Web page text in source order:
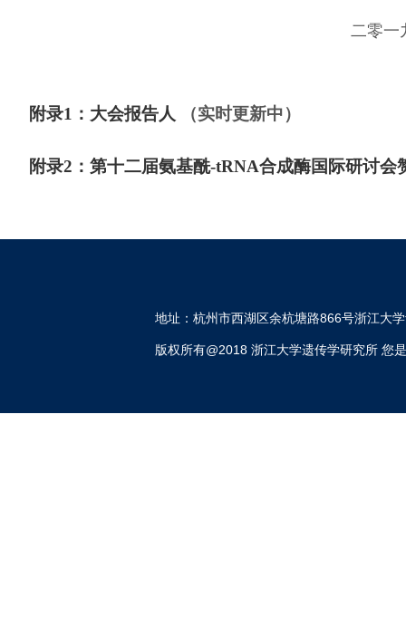
二零一九年
附录1：大会报告人 （实时更新中）
附录2：第十二届氨基酰-tRNA合成酶国际研讨会
地址：杭州市西湖区余杭塘路866号浙江大
版权所有@2018 浙江大学遗传学研究所